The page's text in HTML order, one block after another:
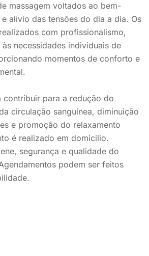
massagem voltados ao bem-
alívio das tensões do dia a dia. Os
com profissionalismo,
necessidades individuais de
momentos de conforto e
contribuir para a redução do
circulação sanguínea, diminuição
e promoção do relaxamento
é realizado em domicilio.
segurança e qualidade do
podem ser feitos